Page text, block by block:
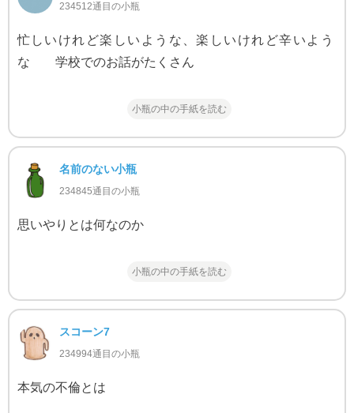
234512通目の小瓶
忙しいけれど楽しいような、楽しいけれど辛いよう
な 学校でのお話がたくさん
小瓶の中の手紙を読む
名前のない小瓶
234845通目の小瓶
思いやりとは何なのか
小瓶の中の手紙を読む
スコーン7
234994通目の小瓶
本気の不倫とは